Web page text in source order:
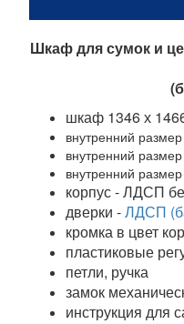
Шкаф для сумок и
шкаф 1346 х
внутренний
внутренний
внутренний
корпус - ЛДСП
дверки -ЛДСП
кромка в цвет
пластиковые
петли, ручка
замок
инструкция для